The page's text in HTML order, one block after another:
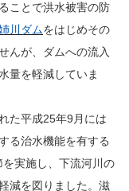
ことで洪水被害の防
川ダムをはじめその
んが、ダムへの流入
量を軽減していま
た平成25年9月には
る治水機能を有する
実施し、下流河川の
減を図りました。滋